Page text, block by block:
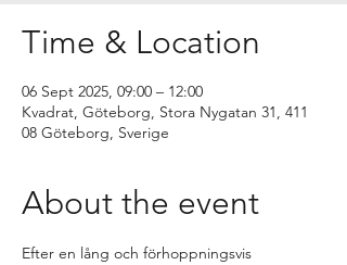
Time & Location
06 Sept 2025, 09:00 – 12:00
Kvadrat, Göteborg, Stora Nygatan 31, 411
08 Göteborg, Sverige
About the event
Efter en lång och förhoppningsvis